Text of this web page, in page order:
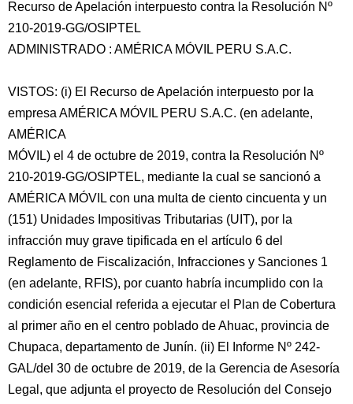
Recurso de Apelación interpuesto contra la Resolución Nº
210-2019-GG/OSIPTEL
ADMINISTRADO : AMÉRICAMÓVIL PERU S.A.C.
VISTOS: (i) El Recurso de Apelación interpuesto por la
empresa AMÉRICA MÓVIL PERU S.A.C. (en adelante,
AMÉRICA
MÓVIL) el 4 de octubre de 2019, contra la Resolución Nº
210-2019-GG/OSIPTEL, mediante la cual se sancionó a
AMÉRICA MÓVIL con una multa de ciento cincuenta y un
(151) Unidades Impositivas Tributarias (UIT), por la
infracción muy grave tipificada en el artículo 6 del
Reglamento de Fiscalización, Infracciones y Sanciones 1
(en adelante, RFIS), por cuanto habría incumplido con la
condición esencial referida a ejecutar el Plan de Cobertura
al primer año en el centro poblado de Ahuac, provincia de
Chupaca, departamento de Junín. (ii) El Informe Nº 242-
GAL/del 30 de octubre de 2019, de la Gerencia de Asesoría
Legal, que adjunta el proyecto de Resolución del Consejo